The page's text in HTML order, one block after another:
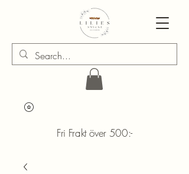
Fri Frakt över 500:-